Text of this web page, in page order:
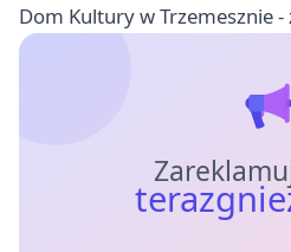
Dom Kultury w Trzemesznie